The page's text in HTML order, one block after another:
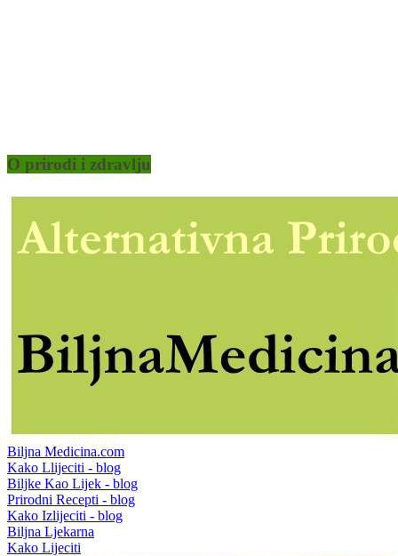
O prirodi i zdravlju
Biljna Medicina.com
Kako Llijeciti - blog
Biljke Kao Lijek - blog
Prirodni Recepti - blog
Kako Izlijeciti - blog
Biljna Ljekarna
Kako Lijeciti